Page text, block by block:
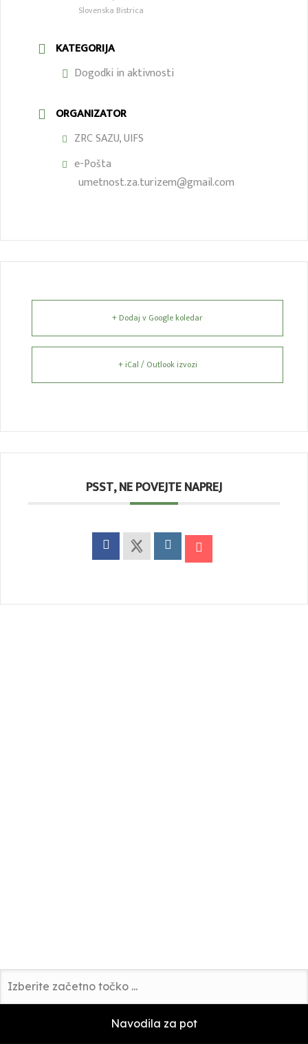
Slovenska Bistrica
KATEGORIJA
Dogodki in aktivnosti
ORGANIZATOR
ZRC SAZU, UIFS
e-Pošta
umetnost.za.turizem@gmail.com
+ Dodaj v Google koledar
+ iCal / Outlook izvozi
PSST, NE POVEJTE NAPREJ